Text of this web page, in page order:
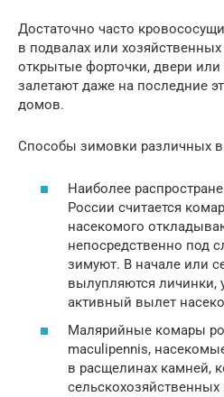
Достаточно часто
в подвалах или
открытые форточки, двери
залетают даже на последние
домов.
Способы зимовки различных
Наиболее
России считается
насекомого
непосредственно под
зимуют. В начале или
вылупляются личинки,
активный вылет
Малярийные комары
maculipennis,
в расщелинах камней,